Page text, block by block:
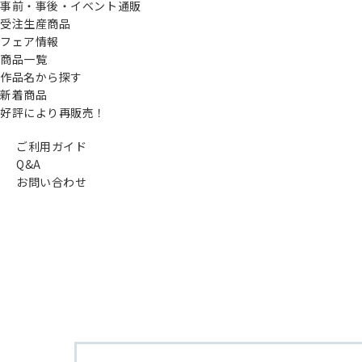
事前・事後・イベント通販
受注生産商品
フェア情報
商品一覧
作品名から探す
新着商品
好評により再販売！
ご利用ガイド
Q&A
お問い合わせ